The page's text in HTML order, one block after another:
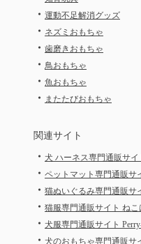
・ 運動不足解消グッズ
・ ネズミおもちゃ
・ 歯磨きおもちゃ
・ 鳥おもちゃ
・ 魚おもちゃ
・ またたびおもちゃ
関連サイト
・ 犬 ハーネス専門通販サイ
・ ペットマット専門通販サ
・ 猫ぬいぐるみ専門通販サ
・ 猫服専門通販サイト ねこ
・ 犬服専門通販サイト
・ 犬のおもちゃ専門通販サ